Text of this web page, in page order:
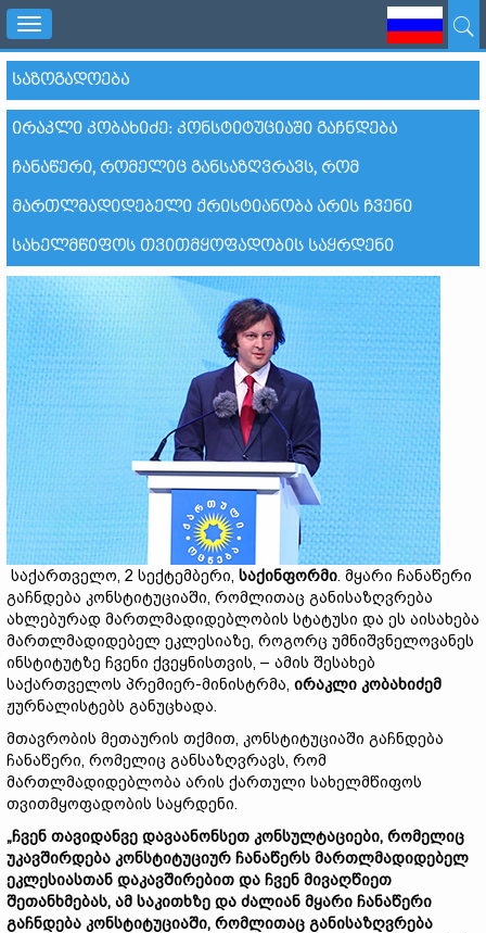
Toggle
navigation
ᲡᲐᲖᲝᲒᲐᲓᲝᲔᲑᲐ
ᲘᲠᲐᲙᲚᲘ ᲙᲝᲑᲐᲮᲘᲫᲔ: ᲙᲝᲜᲡᲢᲘᲢᲣᲪᲘᲐᲨᲘ ᲒᲐᲩᲜᲓᲔᲑᲐ
ᲩᲐᲜᲐᲬᲔᲠᲘ, ᲠᲝᲛᲔᲚᲘᲪ ᲒᲐᲜᲡᲐᲖᲦᲕᲠᲐᲕᲡ, ᲠᲝᲛ
ᲛᲐᲠᲗᲚᲛᲐᲓᲘᲓᲔᲑᲔᲚᲘ ᲥᲠᲘᲡᲢᲘᲐᲜᲝᲑᲐ ᲐᲠᲘᲡ ᲩᲕᲔᲜᲘ
ᲡᲐᲮᲔᲚᲛᲬᲘᲤᲝᲡ ᲗᲕᲘᲗᲛᲧᲝᲤᲐᲓᲝᲑᲘᲡ ᲡᲐᲧᲠᲓᲔᲜᲘ
საქართველო, 2 სექტემბერი, საქინფორმი. მყარი ჩანაწერი
გაჩნდება კონსტიტუციაში, რომლითაც განისაზღვრება
ახლებურად მართლმადიდებლობის სტატუსი და ეს აისახება
მართლმადიდებელ ეკლესიაზე, როგორც უმნიშვნელოვანეს
ინსტიტუტზე ჩვენი ქვეყნისთვის, – ამის შესახებ
საქართველოს პრემიერ-მინისტრმა, ირაკლი კობახიძემ
ჟურნალისტებს განუცხადა.
მთავრობის მეთაურის თქმით, კონსტიტუციაში გაჩნდება
ჩანაწერი, რომელიც განსაზღვრავს, რომ
მართლმადიდებლობა არის ქართული სახელმწიფოს
თვითმყოფადობის საყრდენი.
„ჩვენ თავიდანვე დავაანონსეთ კონსულტაციები, რომელიც
უკავშირდება კონსტიტუციურ ჩანაწერს მართლმადიდებელ
ეკლესიასთან დაკავშირებით და ჩვენ მივაღწიეთ
შეთანხმებას, ამ საკითხზე და ძალიან მყარი ჩანაწერი
გაჩნდება კონსტიტუციაში, რომლითაც განისაზღვრება